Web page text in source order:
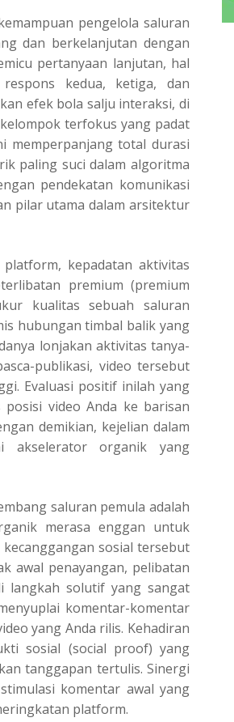
pengelola saluran
dan berkelanjutan dengan
pertanyaan lanjutan, hal
kedua, ketiga, dan
efek bola salju interaksi, di
terfokus yang padat
memperpanjang total durasi
paling suci dalam algoritma
pendekatan komunikasi
pilar utama dalam arsitektur
kepadatan aktivitas
premium (premium
kualitas sebuah saluran
hubungan timbal balik yang
lonjakan aktivitas tanya-
publikasi, video tersebut
Evaluasi positif inilah yang
video Anda ke barisan
demikian, kejelian dalam
akselerator organik yang
saluran pemula adalah
merasa enggan untuk
sosial tersebut
awal penayangan, pelibatan
langkah solutif yang sangat
komentar-komentar
yang Anda rilis. Kehadiran
sosial (social proof) yang
tanggapan tertulis. Sinergi
komentar awal yang
platform.